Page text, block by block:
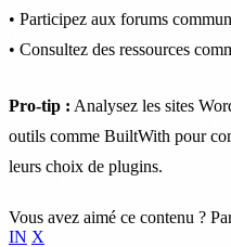
• Participez aux forums
• Consultez des ressources
Pro-tip : Analysez les sites
outils comme BuiltWith pour
leurs choix de plugins.
Vous avez aimé ce contenu ?
IN X